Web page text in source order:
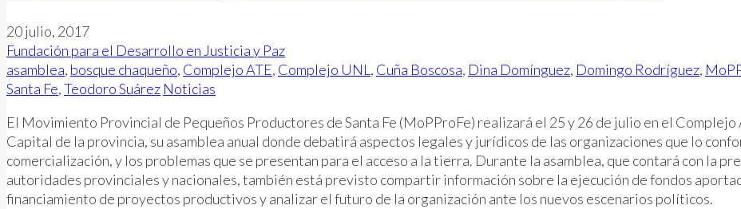
20 julio, 2017
Fundación para el Desarrollo en Justicia y Paz
asamblea, bosque chaqueño, Complejo ATE, Complejo UNL, Cuña Boscosa, Dina Domínguez, Domingo Rodríguez,
Santa Fe,Teodoro Suárez Noticias
El Movimiento Provincial de Pequeños Productores de Santa Fe (MoPProFe) realizará el 25 y 26 de julio en el
Capital de la provincia, su asamblea anual donde debatirá aspectos legales y jurídicos de las organizaciones que lo
comercialización, y los problemas que se presentan para el acceso a la tierra. Durante la asamblea, que contará con la
autoridades provinciales y nacionales, también está previsto compartir información sobre la ejecución de fondos
financiamiento de proyectos productivos y analizar el futuro de la organización ante los nuevos escenarios políticos.